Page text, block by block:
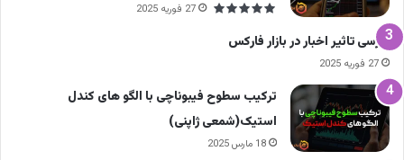
وام گرفتن با بیت کوین چگونه انجام می‌شود؟
فرایند وام گرفتن با بیت کوین معمولاً مسیر مشخص
و مرحله‌بندی‌شده‌ای دارد. هدف این فرایند آن است که
شما بتوانید از ارزش دارایی دیجیتال خود استفاده
27 فوریه 2025
بررسی تاثیر اخبار در بازار فارکس
27 فوریه 2025
ترکیب سطوح فیبوناچی با الگو های کندل
استیک(شمعی ژاپنی)
18 مارس 2025